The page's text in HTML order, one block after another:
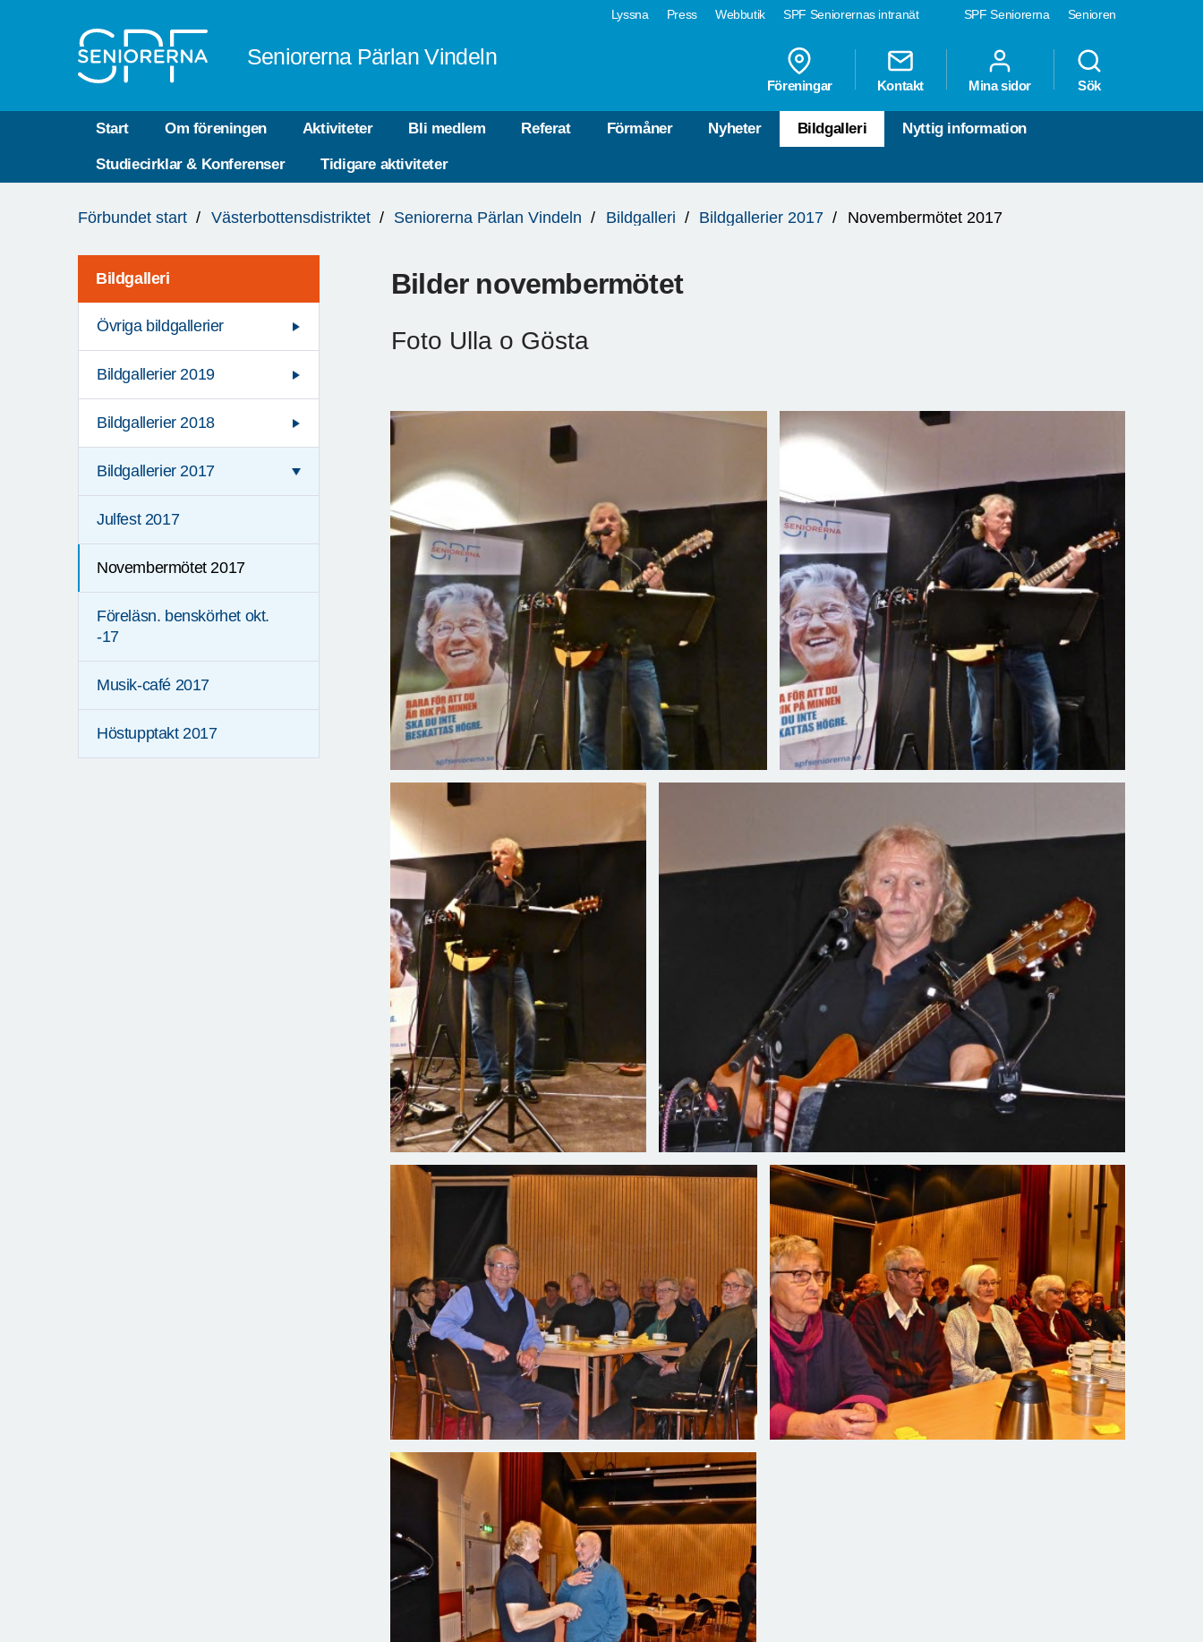
SPF Seniorerna Senioren
Lyssna Press Webbutik SPF Seniorernas intranät
Seniorerna Pärlan Vindeln
Föreningar Kontakt Mina sidor Sök
Start Om föreningen Aktiviteter Bli medlem Referat Förmåner Nyheter Bildgalleri Nyttig information
Studiecirklar & Konferenser Tidigare aktiviteter
är
Förbundet start Västerbottensdistriktet Seniorerna Pärlan Vindeln Bildgalleri Bildgallerier 2017 Novembermötet 2017
Bildgalleri
Övriga bildgallerier
Bildgallerier 2019
Bildgallerier 2018
Bildgallerier 2017
Julfest 2017
Novembermötet 2017
Föreläsn. benskörhet okt.
-17
Musik-café 2017
Höstupptakt 2017
Bilder novembermötet
Foto Ulla o Gösta